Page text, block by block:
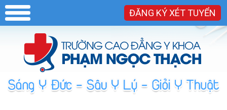
ĐĂNG KÝ XÉT TUYỂN